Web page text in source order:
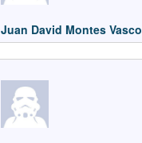
Juan David Montes Vasco